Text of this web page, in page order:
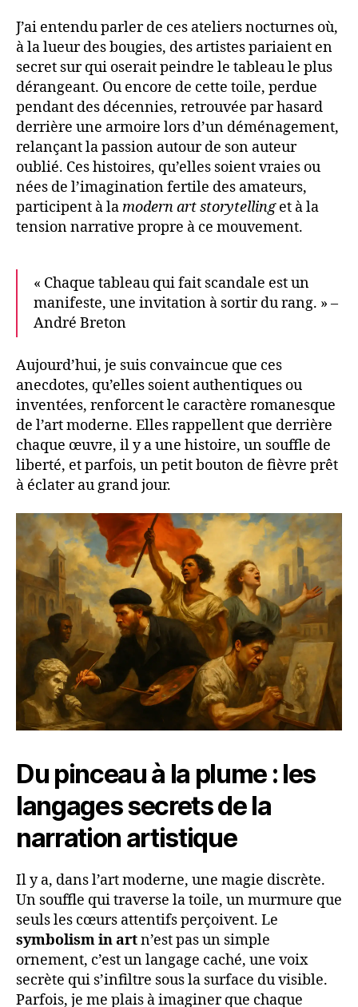
J’ai entendu parler de ces ateliers nocturnes où,
à la lueur des bougies, des artistes pariaient en
secret sur qui oserait peindre le tableau le plus
dérangeant. Ou encore de cette toile, perdue
pendant des décennies, retrouvée par hasard
derrière une armoire lors d’un déménagement,
relançant la passion autour de son auteur
oublié. Ces histoires, qu’elles soient vraies ou
nées de l’imagination fertile des amateurs,
participent à lamodern art storytellinget à la
tension narrative propre à ce mouvement.
« Chaque tableau qui fait scandale est un
manifeste, une invitation à sortir du rang. » –
André Breton
Aujourd’hui, je suis convaincue que ces
anecdotes, qu’elles soient authentiques ou
inventées, renforcent le caractère romanesque
de l’art moderne. Elles rappellent que derrière
chaque œuvre, il y a une histoire, un souffle de
liberté, et parfois, un petit bouton de fièvre prêt
à éclater au grand jour.
Du pinceau à la plume : les
langages secrets de la
narration artistique
Il y a, dans l’art moderne, une magie discrète.
Un souffle qui traverse la toile, un murmure que
seuls les cœurs attentifs perçoivent. Le
symbolism in artn’est pas un simple
ornement, c’est un langage caché, une voix
secrète qui s’infiltre sous la surface du visible.
Parfois, je me plais à imaginer que chaque